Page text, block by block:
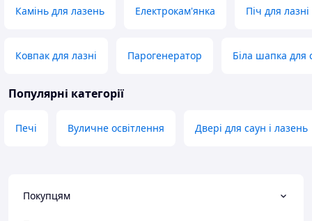
Камінь для лазень Електрокам'янка Піч для лазні
Ковпак для лазні Парогенератор Біла шапка для
Популярні категорії
Печі Вуличне освітлення Двері для саун і лазень
Покупцям